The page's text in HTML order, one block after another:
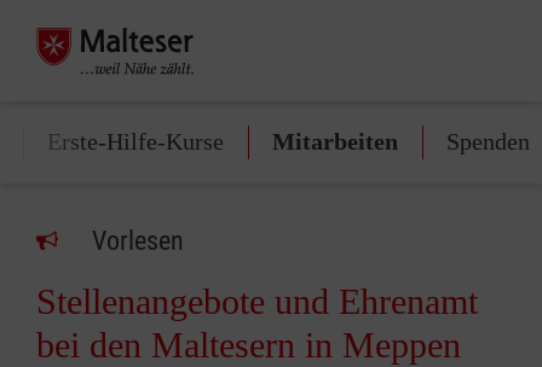
Erste-Hilfe-Kurse Mitarbeiten Spenden
Vorlesen
Stellenangebote und Ehrenamt
bei den Maltesern in Meppen